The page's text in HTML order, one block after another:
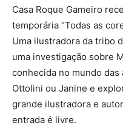
Casa Roque Gameiro
temporária “Todas as
Uma ilustradora da tribo
uma investigação sobre
conhecida no mundo
Ottolini ou Janine e
grande ilustradora e
entrada é livre.